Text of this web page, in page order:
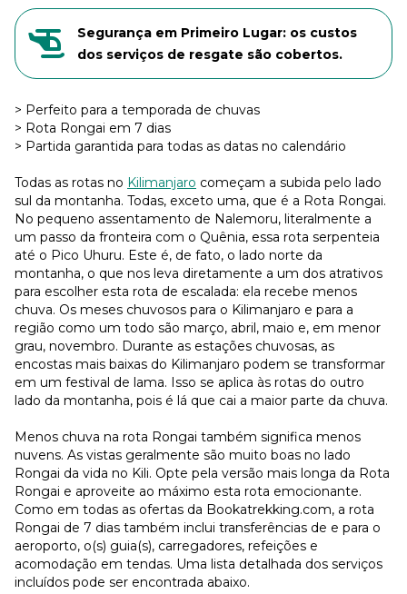
Segurança em Primeiro Lugar: os custos
dos serviços de resgate são cobertos.
> Perfeito para a temporada de chuvas
> Rota Rongai em 7 dias
> Partida garantida para todas as datas no calendário
Todas as rotas no Kilimanjaro começam a subida pelo lado
sul da montanha. Todas, exceto uma, que é a Rota Rongai.
No pequeno assentamento de Nalemoru, literalmente a
um passo da fronteira com o Quênia, essa rota serpenteia
até o Pico Uhuru. Este é, de fato, o lado norte da
montanha, o que nos leva diretamente a um dos atrativos
para escolher esta rota de escalada: ela recebe menos
chuva. Os meses chuvosos para o Kilimanjaro e para a
região como um todo são março, abril, maio e, em menor
grau, novembro. Durante as estações chuvosas, as
encostas mais baixas do Kilimanjaro podem se transformar
em um festival de lama. Isso se aplica às rotas do outro
lado da montanha, pois é lá que cai a maior parte da chuva.
Menos chuva na rota Rongai também significa menos
nuvens. As vistas geralmente são muito boas no lado
Rongai da vida no Kili. Opte pela versão mais longa da Rota
Rongai e aproveite ao máximo esta rota emocionante.
Como em todas as ofertas da Bookatrekking.com, a rota
Rongai de 7 dias também inclui transferências de e para o
aeroporto, o(s) guia(s), carregadores, refeições e
acomodação em tendas. Uma lista detalhada dos serviços
incluídos pode ser encontrada abaixo.